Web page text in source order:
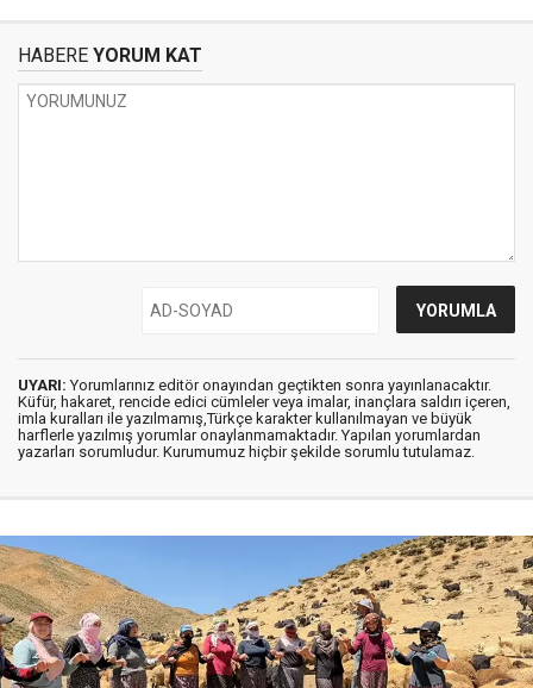
HABERE YORUM KAT
UYARI: Yorumlarınız editör onayından geçtikten sonra yayınlanacaktır.
Küfür, hakaret, rencide edici cümleler veya imalar, inançlara saldırı içeren,
imla kuralları ile yazılmamış,Türkçe karakter kullanılmayan ve büyük
harflerle yazılmış yorumlar onaylanmamaktadır. Yapılan yorumlardan
yazarları sorumludur. Kurumumuz hiçbir şekilde sorumlu tutulamaz.